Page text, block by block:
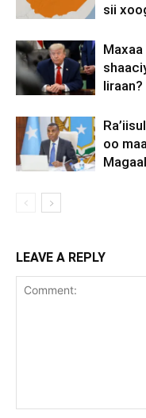
sii
Iiraan?
oo
LEAVE A REPLY